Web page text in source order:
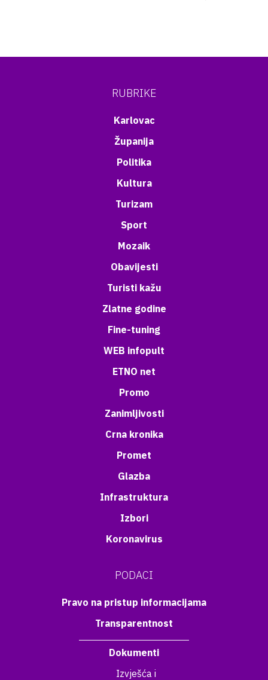
RUBRIKE
Karlovac
Županija
Politika
Kultura
Turizam
Sport
Mozaik
Obavijesti
Turisti kažu
Zlatne godine
Fine-tuning
WEB infopult
ETNO net
Promo
Zanimljivosti
Crna kronika
Promet
Glazba
Infrastruktura
Izbori
Koronavirus
PODACI
Pravo na pristup informacijama
Transparentnost
Dokumenti
Izvješća i